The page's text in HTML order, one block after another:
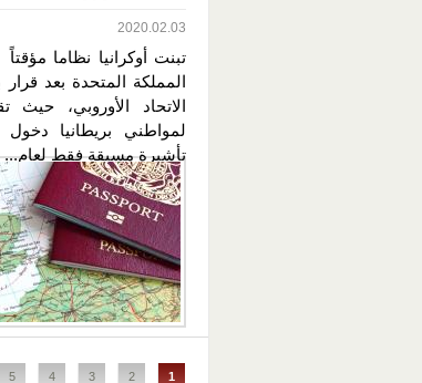
2020.02.03
تبنت أوكرانيا نظاما
المملكة المتحدة بعد قرار
الاتحاد الأوروبي، حيث
لمواطني بريطانيا دخول
تأشيرة مسبقة فقط لعام...
الصفحات
1
2
3
4
5